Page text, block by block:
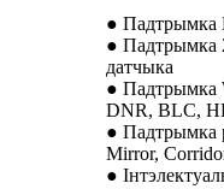
● Падтрымка
● Падтрымка
датчыка
● Падтрымка
DNR, BLC,
● Падтрымка
Mirror,
●